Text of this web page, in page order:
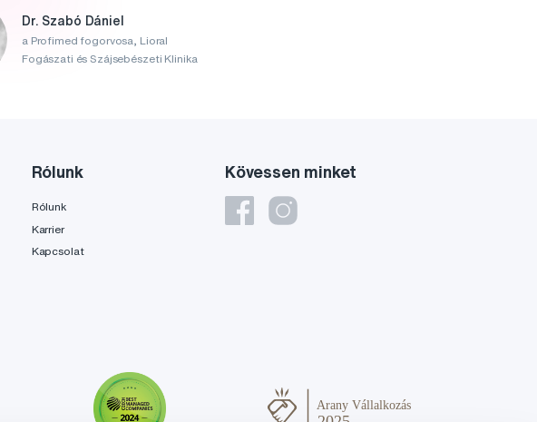
Dr. Szabó Dániel
a Profimed fogorvosa, Lioral
Fogászati és Szájsebészeti Klinika
Kövessen minket
Rólunk
Rólunk
Karrier
Kapcsolat